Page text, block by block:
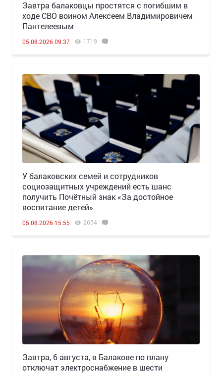
Завтра балаковцы простятся с погибшим в
ходе СВО воином Алексеем Владимировичем
Пантелеевым
05.08.2026 09:37 1719
У балаковских семей и сотрудников
социозащитных учреждений есть шанс
получить Почётный знак «За достойное
воспитание детей»
05.08.2026 15:55 2654
Завтра, 6 августа, в Балакове по плану
отключат электроснабжение в шести